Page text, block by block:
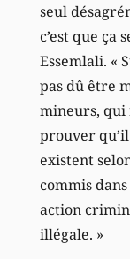
seul
c’est que ça
Essemlali. «
pas dû être
mineurs, qui
prouver qu’il
existent
commis
action
illégale. »